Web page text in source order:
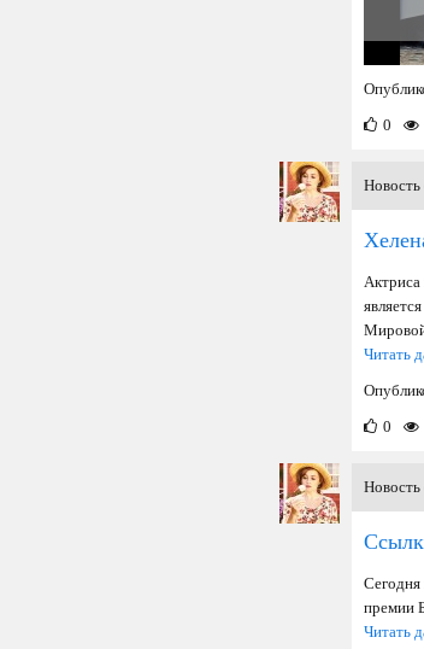
0
Новость
Читать
0
Новость
Сегодня
премии
Читать